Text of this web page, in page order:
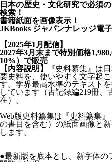
日本の歴史・文化研究で必須
検索！
書籍紙面を画像表示！
JKBooks ジャパンナレッジ電
【2025年1月配信】
2027年3月末まで特別価格
10%）で販売
【内容説明】
『史料纂集』は
要史料を、使いやすく文字起
す。学界最高水準のテキスト
しています（古記録編219冊、
在）。
Web版史料纂集は『史料纂集
の書目を含む）の紙面画像と
します。
●最新版を底本とし、新字体の